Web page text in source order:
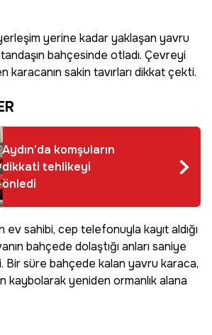
yerine kadar yaklaşan yavru
bahçesinde otladı. Çevreyi
karacanın sakin tavırları dikkat çekti.
Aydın'da komşuların
dikkati tehlikeyi
önledi
ev sahibi, cep telefonuyla kayıt aldığı
bahçede dolaştığı anları saniye
Bir süre bahçede kalan yavru karaca,
kaybolarak yeniden ormanlık alana